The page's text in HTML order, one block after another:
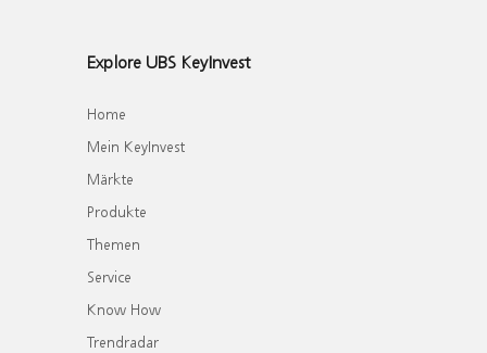
Explore UBS KeyInvest
Home
Mein KeyInvest
Märkte
Produkte
Themen
Service
Know How
Trendradar